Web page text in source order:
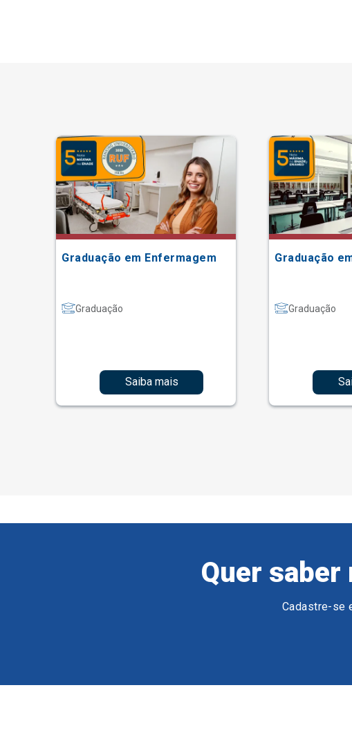
Graduação em Enfermagem
Graduação
Saiba mais
Graduação
Graduação
Quer saber
Cadastre-se